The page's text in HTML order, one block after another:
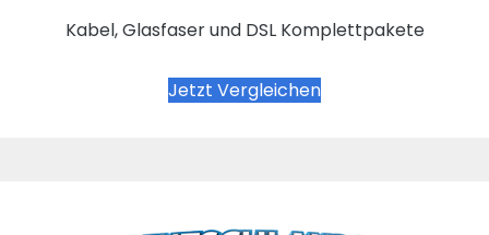
Kabel, Glasfaser und DSL Komplettpakete
Jetzt Vergleichen